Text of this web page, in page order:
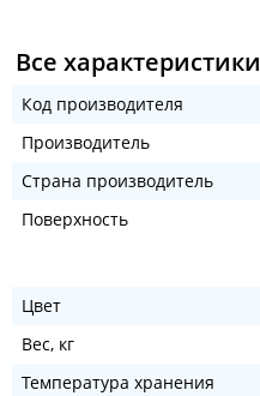
Все характеристики
Код производителя
Производитель
Страна производитель
Поверхность
Цвет
Вес, кг
Температура хранения